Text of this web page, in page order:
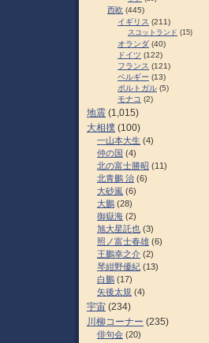
西欧 (445)
イギリス (211)
スコットランド (15)
オランダ (40)
ドイツ (122)
フランス (121)
ベルギー (13)
ポルトガル (5)
モナコ (2)
地震 (1,015)
大相撲 (100)
一山本大生 (4)
仲の国 (4)
北の富士勝昭 (11)
北青鵬 治 (6)
大砂嵐 (6)
大鵬 (28)
御嶽海 (2)
旭大星託也 (3)
照ノ富士春雄 (6)
王鵬幸之介 (2)
琴紺野優紀 (13)
白鵬 (17)
矢後太規 (4)
宇宙 (234)
川柳コーナー (235)
俳句会 (20)